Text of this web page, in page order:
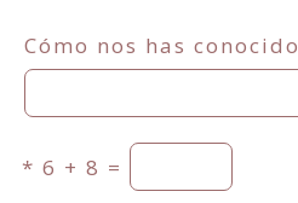
Cómo nos has conocido
* 6 + 8 =